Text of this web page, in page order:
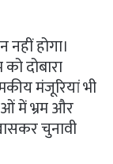
होगा।
दोबारा
मंजूरियां भी
में भ्रम और
चुनावी